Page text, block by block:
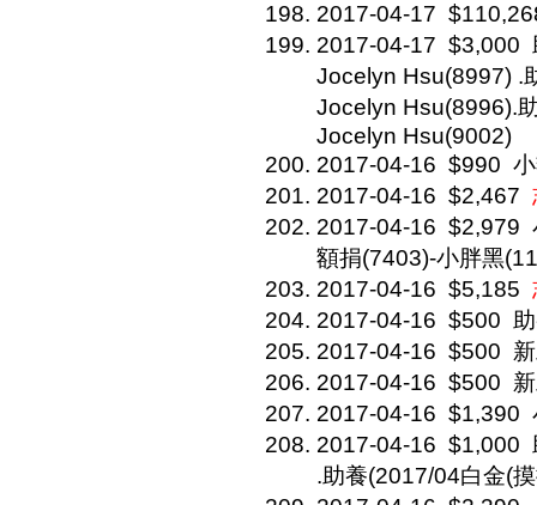
2017-04-17
2017-04-17 $3,000
Jocelyn Hsu(8997) .
Jocelyn Hsu(8996).
Jocelyn Hsu(9002)
2017-04-16 $990
2017-04-16 $2,467
2017-04-16 $2,979
額捐(7403)-小胖黑
2017-04-16 $5,185
2017-04-16 $500
2017-04-16 $500
2017-04-16 $500
2017-04-16 $1,390
2017-04-16 $1,000
.助養(2017/04白金(